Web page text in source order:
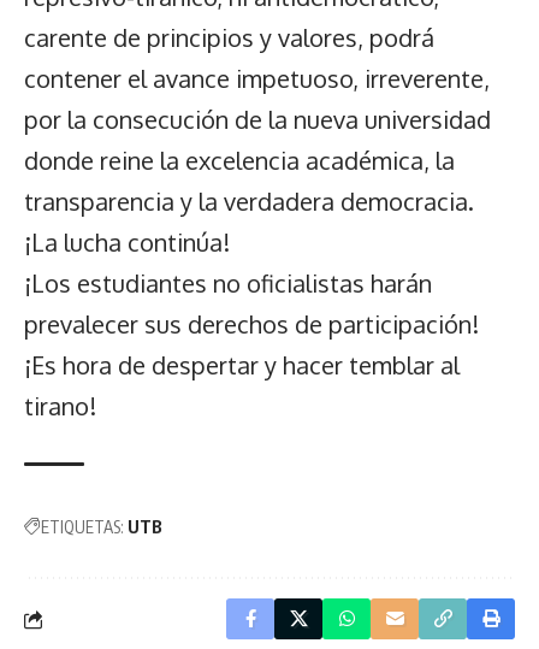
carente de principios y valores, podrá
contener el avance impetuoso, irreverente,
por la consecución de la nueva universidad
donde reine la excelencia académica, la
transparencia y la verdadera democracia.
¡La lucha continúa!
¡Los estudiantes no oficialistas harán
prevalecer sus derechos de participación!
¡Es hora de despertar y hacer temblar al
tirano!
ETIQUETAS: UTB